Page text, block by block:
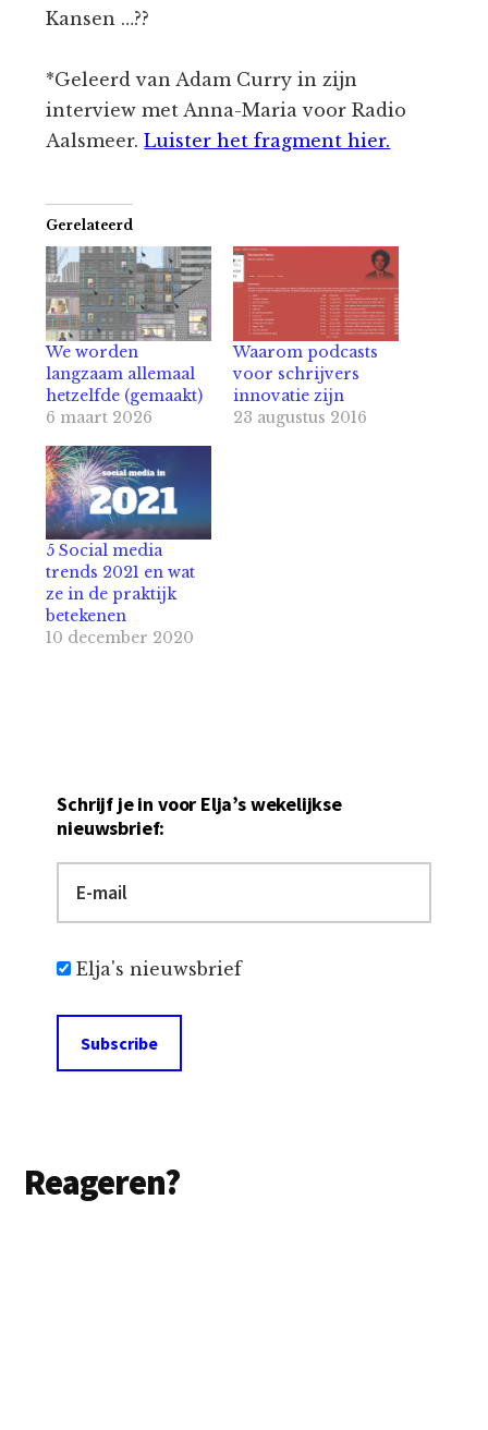
Kansen …??
*Geleerd van Adam Curry in zijn
interview met Anna-Maria voor Radio
Aalsmeer.Luister het fragment hier.
Gerelateerd
We worden
langzaam allemaal
hetzelfde (gemaakt)
6 maart 2026
Waarom podcasts
voor schrijvers
innovatie zijn
23 augustus 2016
5 Social media
trends 2021 en wat
ze in de praktijk
betekenen
10 december 2020
Schrijf je in voor Elja’s wekelijkse
nieuwsbrief:
Elja's nieuwsbrief
Lees
Reageren?